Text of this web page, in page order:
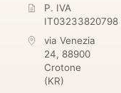
P. IVA
IT03233820798
via Venezia
24, 88900
Crotone
(KR)